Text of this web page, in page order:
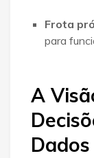
Frota
para
A
Dados